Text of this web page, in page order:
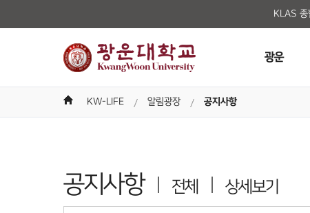
KLAS 종
광운
KW-LIFE 알림광장 공지사항
공지사항 전체 상세보기